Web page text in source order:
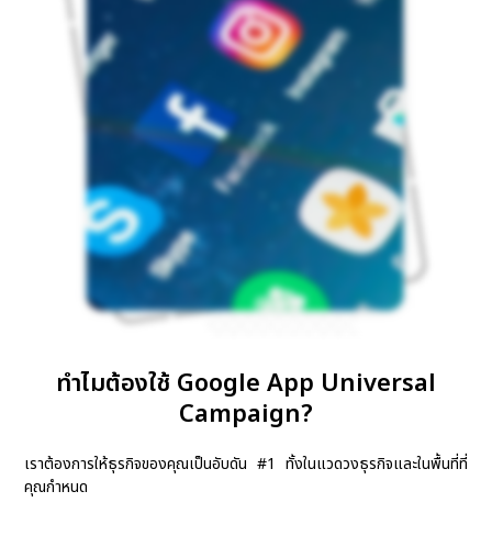
ทำไมต้องใช้ Google App Universal
Campaign?
เราต้องการให้ธุรกิจของคุณเป็นอับดัน #1 ทั้งในแวดวงธุรกิจและในพื้นที่ที่
คุณกำหนด